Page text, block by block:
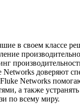
в своем классе
доверяют
Networks
а также
по всему миру.